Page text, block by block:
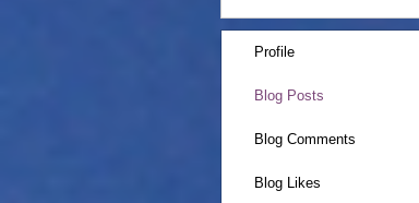
Profile
Blog Posts
Blog Comments
Blog Likes